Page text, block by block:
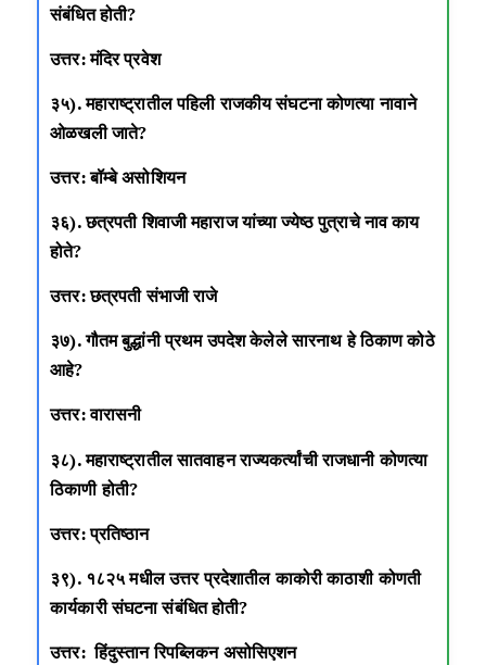
संबंधित होती?
उत्तर: मंदिर प्रवेश
३५). महाराष्ट्रातील पहिली राजकीय संघटना कोणत्या नावाने
ओळखली जाते?
उत्तर: बॉम्बे असोशियन
३६). छत्रपती शिवाजी महाराज यांच्या ज्येष्ठ पुत्राचे नाव काय
होते?
उत्तर: छत्रपती संभाजी राजे
३७). गौतम बुद्धांनी प्रथम उपदेश केलेले सारनाथ हे ठिकाण कोठे
आहे?
उत्तर: वारासनी
३८). महाराष्ट्रातील सातवाहन राज्यकर्त्यांची राजधानी कोणत्या
ठिकाणी होती?
उत्तर: प्रतिष्ठान
३९). १८२५ मधील उत्तर प्रदेशातील काकोरी काठाशी कोणती
कार्यकारी संघटना संबंधित होती?
उत्तर: हिंदुस्तान रिपब्लिकन असोसिएशन